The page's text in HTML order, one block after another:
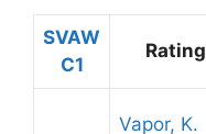
SVAW
C1
Rating
Vapor, K.